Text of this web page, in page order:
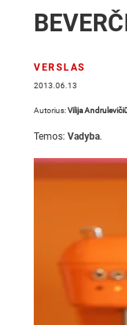
VERSLAS
2013.06.13
Autorius:Vilija
Temos: Vadyba.